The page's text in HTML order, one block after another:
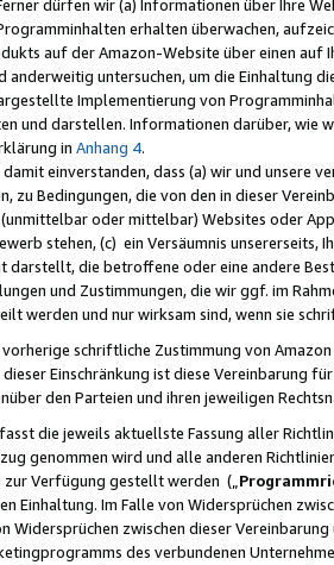
dürfen wir (a) Informationen über Ihre
erhalten überwachen,
auf der Amazon-Website über einen
anderweitig untersuchen, um die Einhaltung
Implementierung von
und darstellen. Informationen darüber, wie
in Anhang 4.
einverstanden, dass (a) wir und
zu Bedingungen, die von den in dieser
oder mittelbar) Websites oder
stehen, (c) ein Versäumnis unsererseits,
darstellt, die betroffene oder eine andere
und Zustimmungen, die wir ggf. im
werden und nur wirksam sind, wenn sie
schriftliche Zustimmung von
Einschränkung ist diese Vereinbarung
den Parteien und ihren jeweiligen
die jeweils aktuellste Fassung aller
genommen wird und alle anderen
Verfügung gestellt werden („
Einhaltung. Im Falle von Widersprüchen
Widersprüchen zwischen dieser
des verbundenen